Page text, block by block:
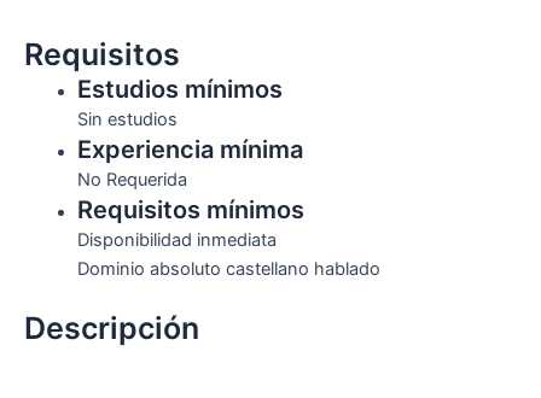
Requisitos
Estudios mínimos
Sin estudios
Experiencia mínima
No Requerida
Requisitos mínimos
Disponibilidad inmediata
Dominio absoluto castellano hablado
Descripción